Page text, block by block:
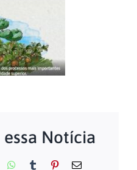
Notícia
WhatsApp
Tumblr Pinterest
E-